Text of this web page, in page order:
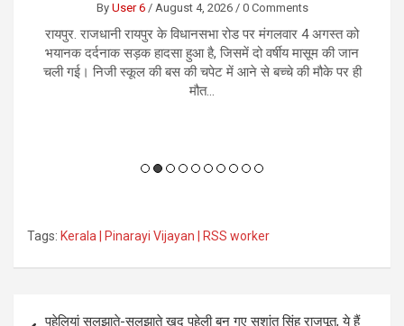
ByReporter 5 /August 5, 2026 /0 Comments
रायपुर। मुख्यमंत्री विष्णु देव साय की अध्यक्षता में मंत्रालय महानदी
भवन में आयोजित मंत्रिपरिषद की बैठक में राज्य के विकास, सुशासन,
डिजिटल अर्थव्यवस्था और औद्योगिक विस्तार से जुड़े कई महत्वपूर्ण
निर्णय लिए गए। इन फैसलों का उद्देश्य छत्तीसगढ़ को...
Tags: Kerala | Pinarayi Vijayan | RSS worker
Post
पहेलियां सुलझाते-सुलझाते खुद पहेली बन गए सुशांत सिंह राजपूत, ये हैं